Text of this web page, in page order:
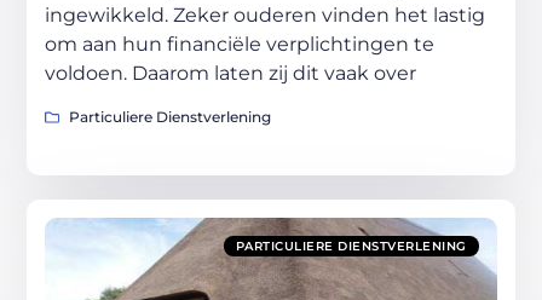
ingewikkeld. Zeker ouderen vinden het lastig
om aan hun financiële verplichtingen te
voldoen. Daarom laten zij dit vaak over
Particuliere Dienstverlening
PARTICULIERE DIENSTVERLENING